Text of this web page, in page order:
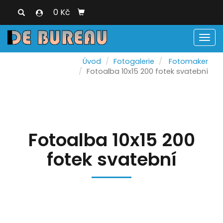
0 Kč
Úvod Fotogalerie
Fotomaker
Fotoalba 10x15 200 fotek svatební
Fotoalba 10x15 200
fotek svatební